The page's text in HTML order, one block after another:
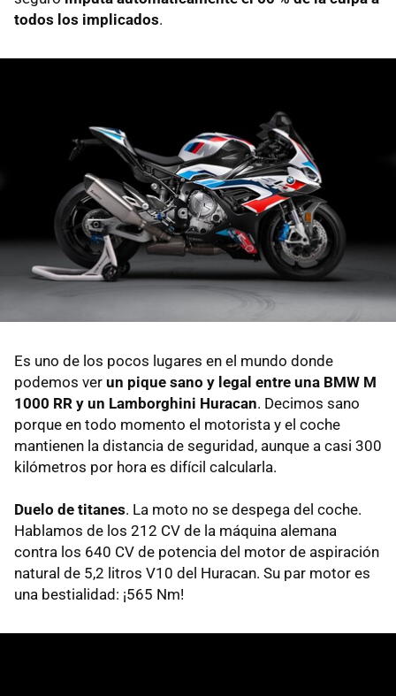
todos los implicados.
Es uno de los pocos lugares en el mundo donde
podemos ver un pique sano y legal entre una BMW M
1000 RR y un Lamborghini Huracan. Decimos sano
porque en todo momento el motorista y el coche
mantienen la distancia de seguridad, aunque a casi 300
kilómetros por hora es difícil calcularla.
Duelo de titanes. La moto no se despega del coche.
Hablamos de los 212 CV de la máquina alemana
contra los 640 CV de potencia del motor de aspiración
natural de 5,2 litros V10 del Huracan. Su par motor es
una bestialidad: ¡565 Nm!